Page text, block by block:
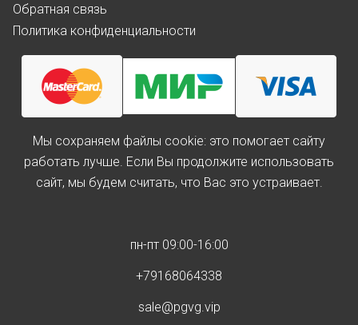
Обратная связь
Политика конфиденциальности
Мы cохраняем файлы cookie: это помогает сайту
работать лучше. Если Вы продолжите использовать
сайт, мы будем считать, что Вас это устраивает.
пн-пт 09:00-16:00
+79168064338
sale@pgvg.vip